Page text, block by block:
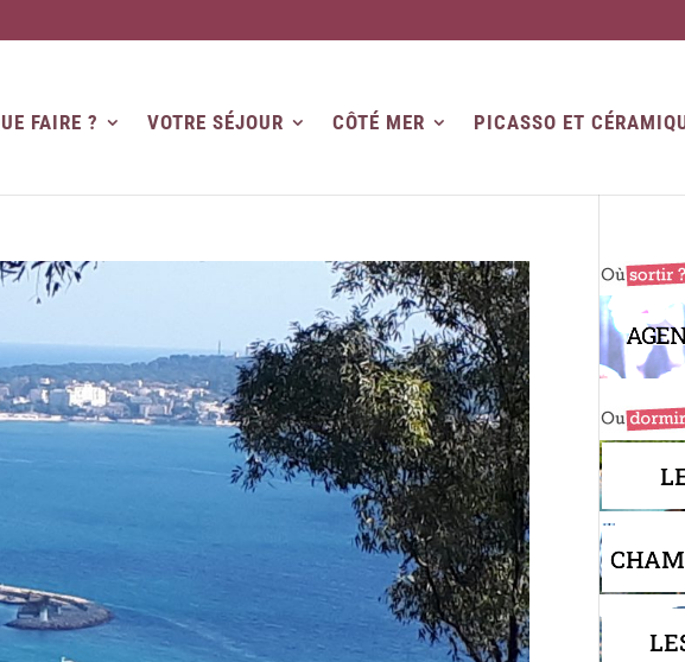
FAIRE ? VOTRE SÉJOUR CÔTÉ MER PICASSO ET